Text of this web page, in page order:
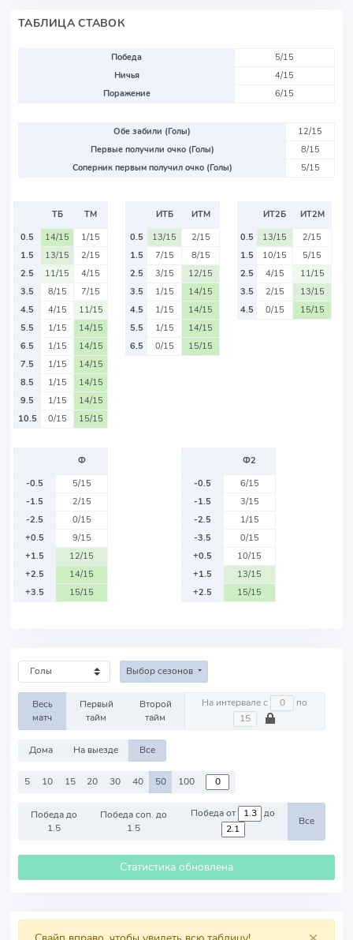
ТАБЛИЦА СТАВОК
Победа
5/15
Ничья
4/15
Поражение
6/15
Обе забили (Голы)
12/15
Первые получили очко (Голы)
8/15
Соперник первым получил очко (Голы)
5/15
ТБ
ТМ
0.5
14/15
1/15
1.5
13/15
2/15
2.5
11/15
4/15
3.5
8/15
7/15
4.5
4/15
11/15
5.5
1/15
14/15
6.5
1/15
14/15
7.5
1/15
14/15
8.5
1/15
14/15
9.5
1/15
14/15
10.5
0/15 15/15
ИТБ
ИТМ
0.5
13/15
2/15
1.5
7/15
8/15
2.5
3/15
12/15
3.5
1/15
14/15
4.5
1/15
14/15
5.5
1/15
14/15
6.5
0/15 15/15
ИТ2Б
ИТ2М
0.5
13/15
2/15
1.5
10/15
5/15
2.5
4/15
11/15
3.5
2/15
13/15
4.5
0/15 15/15
Ф
-0.5
5/15
-1.5
2/15
-2.5
0/15
+0.5
9/15
+1.5
12/15
+2.5
14/15
+3.5
15/15
Ф2
-0.5
6/15
-1.5
3/15
-2.5
1/15
-3.5
0/15
+0.5
10/15
+1.5
13/15
+2.5
15/15
Выбор сезонов
Весь
матч
Первый
тайм
Второй
тайм
На интервале с по
Дома На выезде Все
5 10 15 20 30 40 50 100
Победа до
1.5
Победа соп. до
1.5
Победа от до
Все
Статистика обновлена